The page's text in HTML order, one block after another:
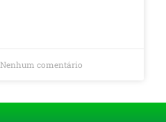
Nenhum comentário